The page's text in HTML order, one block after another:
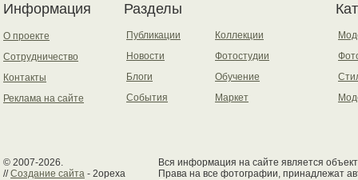
Информация
О проекте
Сотрудничество
Контакты
Реклама на сайте
Разделы
Публикации
Новости
Блоги
События
Коллекции
Фотостудии
Обучение
Маркет
© 2007-2026.
//Создание сайта - 2opexa
Вся информация на сайте является
Права на все фотографии, принадлежат